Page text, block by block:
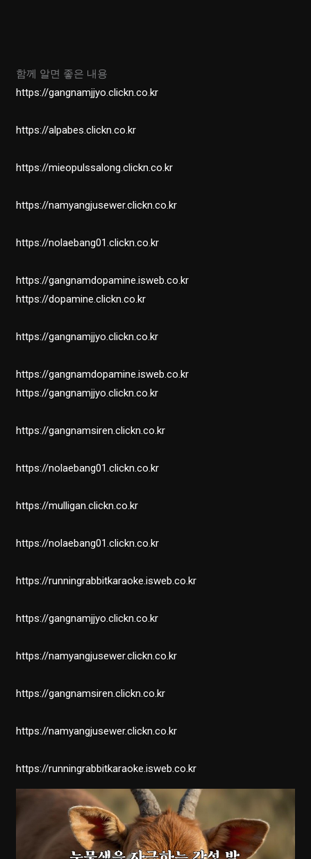
함께 알면 좋은 내용
https://gangnamjjyo.clickn.co.kr
https://alpabes.clickn.co.kr
https://mieopulssalong.clickn.co.kr
https://namyangjusewer.clickn.co.kr
https://nolaebang01.clickn.co.kr
https://gangnamdopamine.isweb.co.kr
https://dopamine.clickn.co.kr
https://gangnamjjyo.clickn.co.kr
https://gangnamdopamine.isweb.co.kr
https://gangnamjjyo.clickn.co.kr
https://gangnamsiren.clickn.co.kr
https://nolaebang01.clickn.co.kr
https://mulligan.clickn.co.kr
https://nolaebang01.clickn.co.kr
https://runningrabbitkaraoke.isweb.co.kr
https://gangnamjjyo.clickn.co.kr
https://namyangjusewer.clickn.co.kr
https://gangnamsiren.clickn.co.kr
https://namyangjusewer.clickn.co.kr
https://runningrabbitkaraoke.isweb.co.kr